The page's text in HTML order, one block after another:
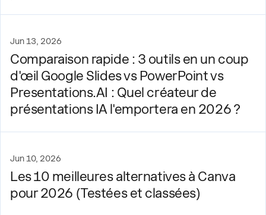
Jun 13, 2026
Comparaison rapide : 3 outils en un coup
d'œil Google Slides vs PowerPoint vs
Presentations.AI : Quel créateur de
présentations IA l'emportera en 2026 ?
Jun 10, 2026
Les 10 meilleures alternatives à Canva
pour 2026 (Testées et classées)